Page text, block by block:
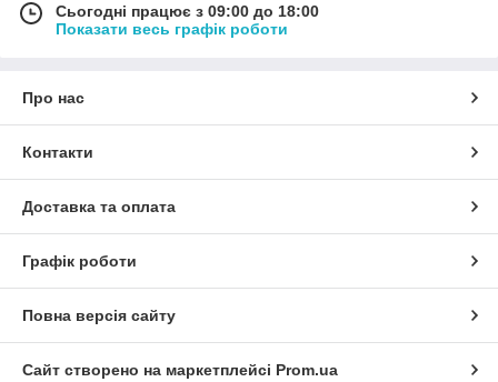
Сьогодні працює з 09:00 до 18:00
Показати весь графік роботи
Про нас
Контакти
Доставка та оплата
Графік роботи
Повна версія сайту
Сайт створено на маркетплейсі Prom.ua